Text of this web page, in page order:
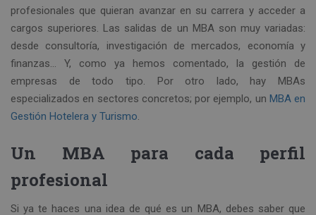
profesionales que quieran avanzar en su carrera y acceder a
cargos superiores. Las salidas de un MBA son muy variadas:
desde consultoría, investigación de mercados, economía y
finanzas… Y, como ya hemos comentado, la gestión de
empresas de todo tipo. Por otro lado, hay MBAs
especializados en sectores concretos; por ejemplo, un MBA en
Gestión Hotelera y Turismo.
Un MBA para cada perfil
profesional
Si ya te haces una idea de qué es un MBA, debes saber que